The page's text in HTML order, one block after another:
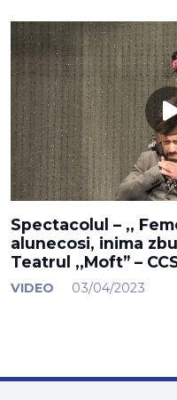
Spectacolul – ,,
alunecosi, inima
Teatrul ,,Moft” –
VIDEO 03/04/2023